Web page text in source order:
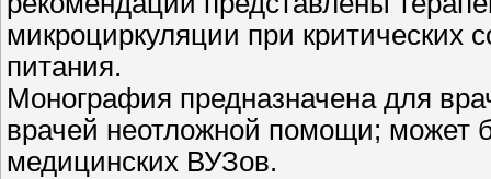
микроциркуляции при критических
питания.
Монография предназначена для
врачей неотложной помощи; может
медицинских ВУЗов.